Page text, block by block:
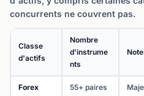
concurrents ne couvrent pas.
Classe
d'actifs
Nombre
d'instrume
nts
Forex 55+ paires